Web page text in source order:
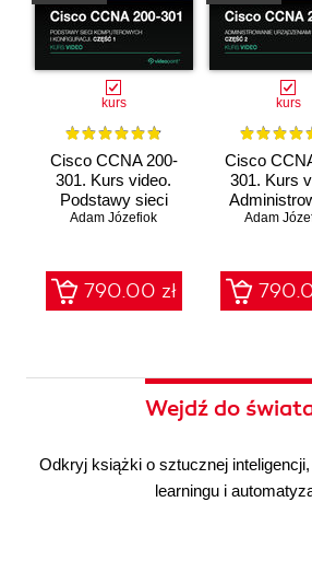
kurs
Cisco CCNA 200-
301. Kurs video.
Podstawy sieci
komputerowych i
Adam Józefiok
790.00 zł
kurs
Cisco
301. Kurs
Adam
Wejdź do
Odkryj książki o sztucznej
learningu i